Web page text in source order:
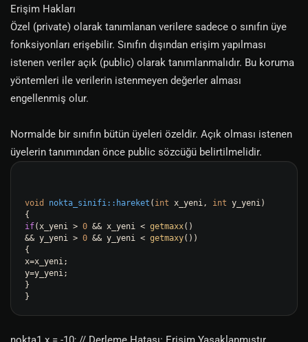
Erişim Hakları
Özel (private) olarak tanımlanan verilere sadece o sınıfın üye
fonksiyonları erişebilir. Sınıfın dışından erişim yapılması
istenen veriler açık (public) olarak tanımlanmalıdır. Bu koruma
yöntemleri ile verilerin istenmeyen değerler alması
engellenmiş olur.
Normalde bir sınıfın bütün üyeleri özeldir. Açık olması istenen
üyelerin tanımından önce public sözcüğü belirtilmelidir.
void nokta_sinifi::hareket ( int x_yeni, int y_yeni)
if(x_yeni > 0 && x_yeni < getmaxx()
&& y_yeni > 0 && y_yeni < getmaxy())
{
x=x_yeni;
y=y_yeni;
}